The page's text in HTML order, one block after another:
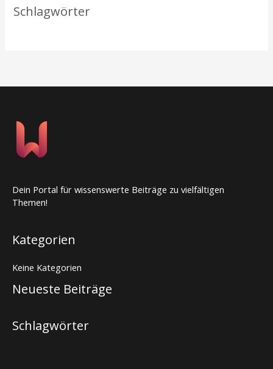
Schlagwörter
Dein Portal für wissenswerte Beiträge zu vielfältigen
Themen!
Kategorien
Keine Kategorien
Neueste Beiträge
Schlagwörter